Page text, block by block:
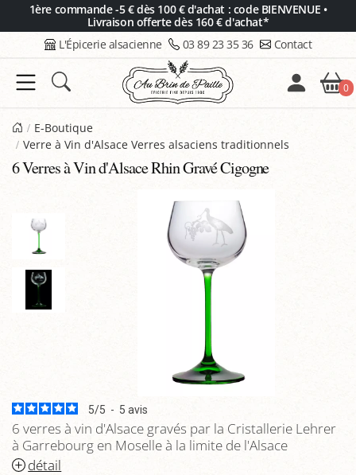
1ère commande -5 € dès 100 € d'achat : code BIENVENUE •
Livraison offerte dès 160 € d'achat*
L'Épicerie alsacienne 03 89 23 35 36 Contact
0
E-Boutique
Verre à Vin d'Alsace Verres alsaciens traditionnels
6 Verres à Vin d'Alsace Rhin Gravé Cigogne
5/5 - 5 avis
6 verres à vin d'Alsace gravés par la Cristallerie Lehrer
à Garrebourg en Moselle à la limite de l'Alsace
détail
Panneau de gestion des cookies